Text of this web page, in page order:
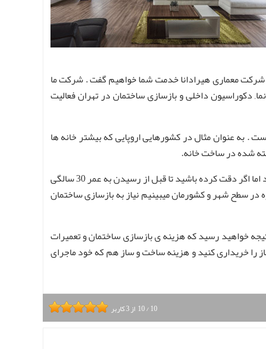
شرکت معماری هیرادانا خدمت شما خواهیم گفت . شرکت ما
دکوراسیون داخلی و بازسازی ساختمان در تهران فعالیت
. به عنوان مثال در کشورهایی اروپایی که بیشتر خانه ها
شده در ساخت خانه.
نیاز به بازسازی ساختمان در تهران بسیار احساس می شود، چرا که ساختمان ها در تهران با توجه به اینکه عمر مفیدشان 50 سال می باشد اما اگر دقت کرده باشید تا قبل از رسیدن به عمر 30 سالگی
در سطح شهر و کشورمان میبینیم نیاز به بازسازی ساختمان
خواهید رسید که هزینه ی بازسازی ساختمان و تعمیرات
را خریداری کنید و هزینه ساخت و ساز هم که خود ماجرای
10/10 از3کاربر